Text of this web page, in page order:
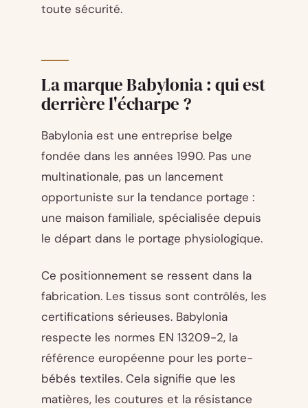
toute sécurité.
La marque Babylonia : qui est
derrière l'écharpe ?
Babylonia est une entreprise belge
fondée dans les années 1990. Pas une
multinationale, pas un lancement
opportuniste sur la tendance portage :
une maison familiale, spécialisée depuis
le départ dans le portage physiologique.
Ce positionnement se ressent dans la
fabrication. Les tissus sont contrôlés, les
certifications sérieuses. Babylonia
respecte les normes EN 13209-2, la
référence européenne pour les porte-
bébés textiles. Cela signifie que les
matières, les coutures et la résistance